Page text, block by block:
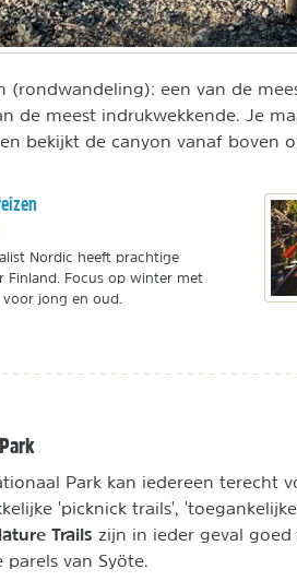
(rondwandeling): een van de
de meest indrukwekkende. Je
bekijkt de canyon vanaf boven
Nordic heeft prachtige
Finland. Focus op winter met
jong en oud.
Park kan iedereen terecht
'picknick trails',
Trails zijn in ieder geval
van Syöte.